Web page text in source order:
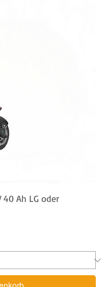
40 Ah LG oder